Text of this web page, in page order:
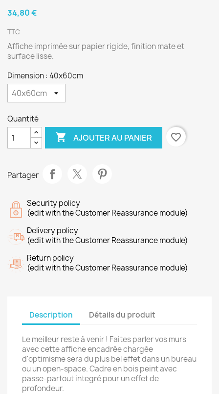
34,80 €
TTC
Affiche imprimée sur papier rigide, finition mate et
surface lisse.
Dimension : 40x60cm
Quantité
 AJOUTER AU PANIER favorite_border
Partager
Security policy
(edit with the Customer Reassurance module)
Delivery policy
(edit with the Customer Reassurance module)
Return policy
(edit with the Customer Reassurance module)
Description Détails du produit
Le meilleur reste à venir ! Faites parler vos murs
avec cette affiche encadrée chargée
d'optimisme sera du plus bel effet dans un bureau
ou un open-space. Cadre en bois peint avec
passe-partout integré pour un effet de
profondeur.